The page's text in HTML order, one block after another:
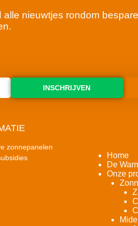
nieuwtjes rondom
INSCHRIJVEN
zonnepanelen
Home
De
Onze